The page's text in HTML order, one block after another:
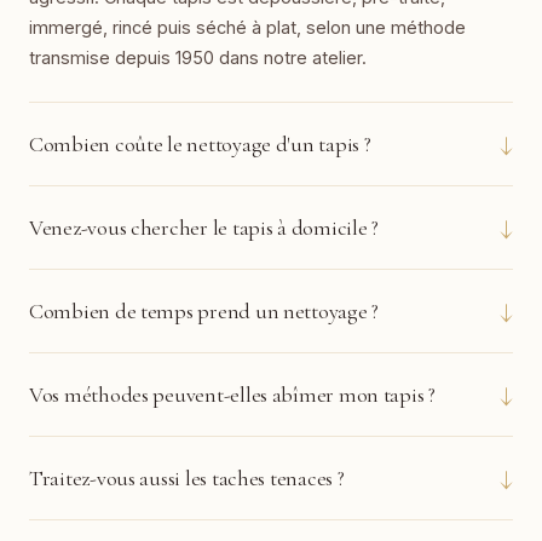
immergé, rincé puis séché à plat, selon une méthode
transmise depuis 1950 dans notre atelier.
Combien coûte le nettoyage d'un tapis ? ↓
Venez-vous chercher le tapis à domicile ? ↓
Combien de temps prend un nettoyage ? ↓
Vos méthodes peuvent-elles abîmer mon tapis ? ↓
Traitez-vous aussi les taches tenaces ? ↓